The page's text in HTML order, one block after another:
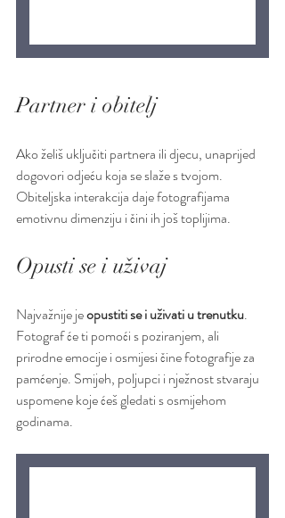
Partner i obitelj
Ako želiš uključiti partnera ili djecu, unaprijed
dogovori odjeću koja se slaže s tvojom.
Obiteljska interakcija daje fotografijama
emotivnu dimenziju i čini ih još toplijima.
Opusti se i uživaj
Najvažnije je opustiti se i uživati u trenutku.
Fotograf će ti pomoći s poziranjem, ali
prirodne emocije i osmijesi čine fotografije za
pamćenje. Smijeh, poljupci i nježnost stvaraju
uspomene koje ćeš gledati s osmijehom
godinama.